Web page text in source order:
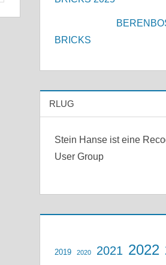
BRICKS
RLUG
Stein Hanse ist eine
User Group
2019 2020 2021 2022